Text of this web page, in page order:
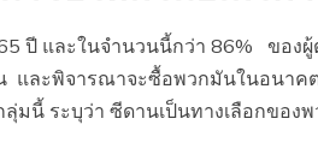
ปี และในจำนวนนี้กว่า 86% ของผู้
น และพิจารณาจะซื้อพวกมันในอนาค
มนี้ ระบุว่า ซีดานเป็นทางเลือกของพ